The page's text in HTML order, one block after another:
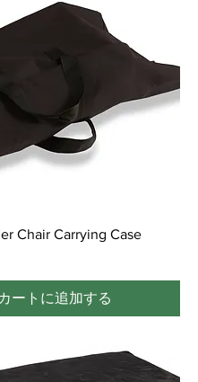
Chair Carrying Case
カートに追加する